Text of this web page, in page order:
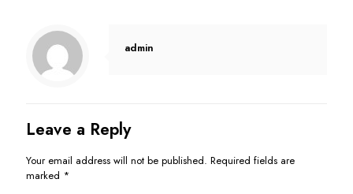
admin
Leave a Reply
Your email address will not be published. Required fields are
marked *